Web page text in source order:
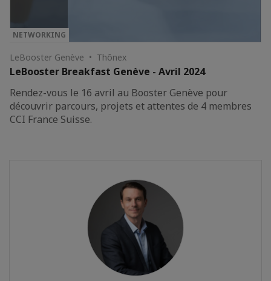
NETWORKING
LeBooster Genève • Thônex
LeBooster Breakfast Genève - Avril 2024
Rendez-vous le 16 avril au Booster Genève pour
découvrir parcours, projets et attentes de 4 membres
CCI France Suisse.